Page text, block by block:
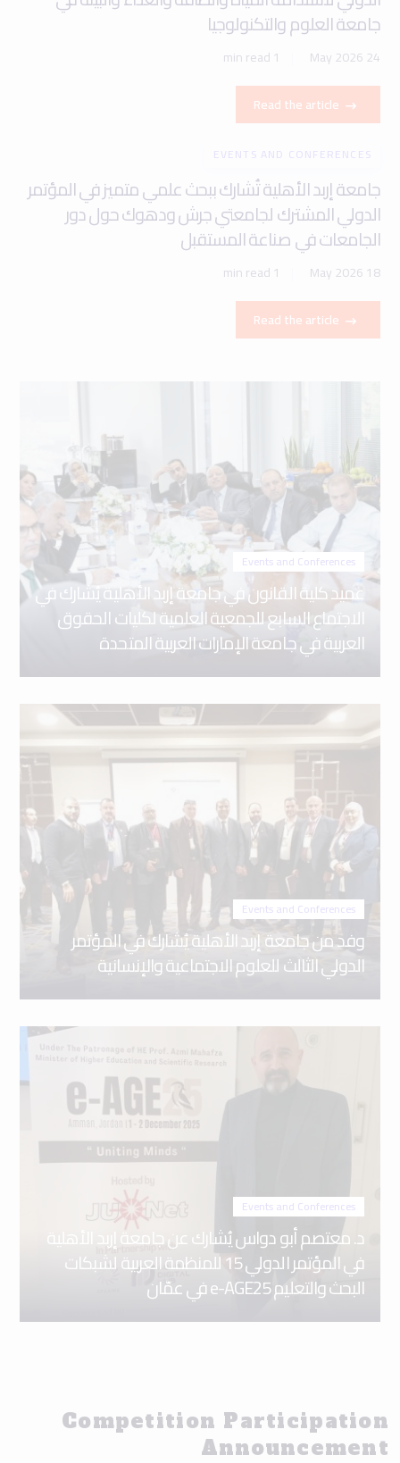
جامعة العلوم والتكنولوجيا
24 May 2026
1 min read
Read the article
EVENTS AND CONFERENCES
جامعة إربد الأهلية تُشارك ببحث علمي متميز في المؤتمر
الدولي المشترك لجامعتي جرش ودهوك حول دور
الجامعات في صناعة المستقبل
18 May 2026
1 min read
Read the article
Events and Conferences
عميد كلية القانون في جامعة إربد الأهلية يُشارك في
الاجتماع السابع للجمعية العلمية لكليات الحقوق
العربية في جامعة الإمارات العربية المتحدة
Events and Conferences
وفد من جامعة إربد الأهلية يُشارك في المؤتمر
الدولي الثالث للعلوم الاجتماعية والإنسانية
Events and Conferences
د. معتصم أبو دواس يُشارك عن جامعة إربد الأهلية
في المؤتمر الدولي 15 للمنظمة العربية لشبكات
البحث والتعليم e-AGE25 في عمّان
Competition Participation
Announcement